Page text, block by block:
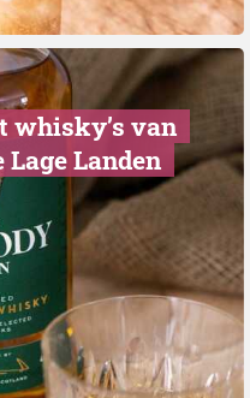
whisky’s van
Lage Landen